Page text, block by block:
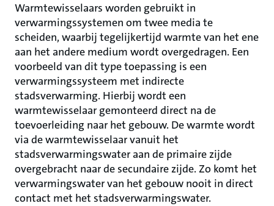
Warmtewisselaars worden gebruikt in
verwarmingssystemen om twee media te
scheiden, waarbij tegelijkertijd warmte van het ene
aan het andere medium wordt overgedragen. Een
voorbeeld van dit type toepassing is een
verwarmingssysteem met indirecte
stadsverwarming. Hierbij wordt een
warmtewisselaar gemonteerd direct na de
toevoerleiding naar het gebouw. De warmte wordt
via de warmtewisselaar vanuit het
stadsverwarmingswater aan de primaire zijde
overgebracht naar de secundaire zijde. Zo komt het
verwarmingswater van het gebouw nooit in direct
contact met het stadsverwarmingswater.